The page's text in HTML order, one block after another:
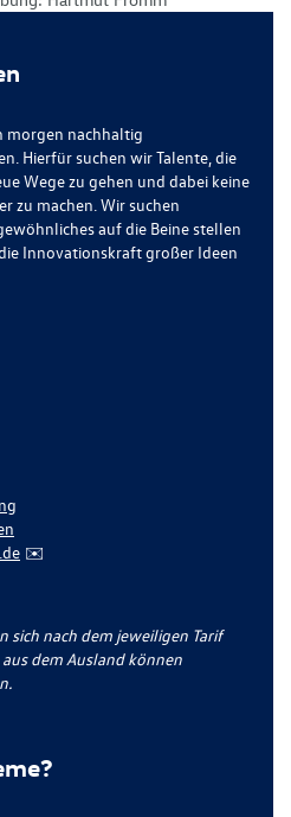
morgen nachhaltig
Hierfür suchen wir Talente, die
Wege zu gehen und dabei keine
zu machen. Wir suchen
auf die Beine stellen
Innovationskraft großer Ideen
✉️
sich nach dem jeweiligen Tarif
dem Ausland können